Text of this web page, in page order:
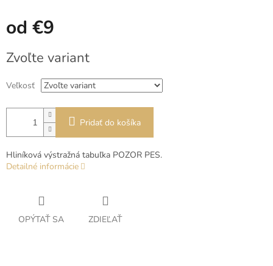
od €9
cena:
Zvoľte variant
Veľkosť
Pridať do košíka
Hliníková výstražná tabuľka POZOR PES.
Detailné informácie
OPÝTAŤ SA ZDIEĽAŤ